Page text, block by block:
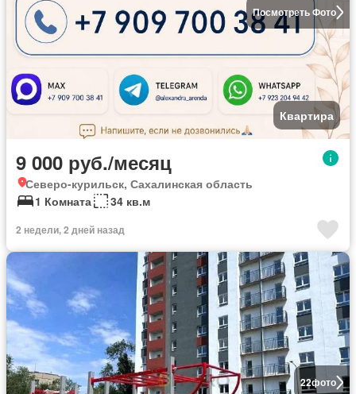
Посмотреть Фото
Квартира
9 000 руб./месяц
Северо-курильск, Сахалинская область
1 Комната
34 кв.м
2 недели, 2 дней назад
22фото